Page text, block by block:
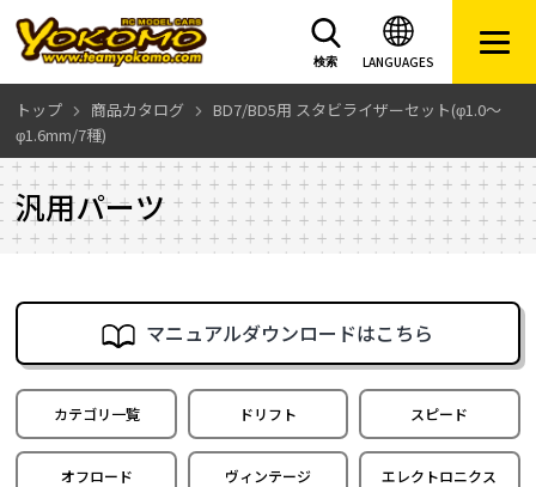
LANGUAGES
検索
トップ 商品カタログ
BD7/BD5用 スタビライザーセット(φ1.0～
φ1.6mm/7種)
汎用パーツ
マニュアルダウンロードはこちら
カテゴリ一覧 ドリフト スピード
オフロード ヴィンテージ エレクトロニクス